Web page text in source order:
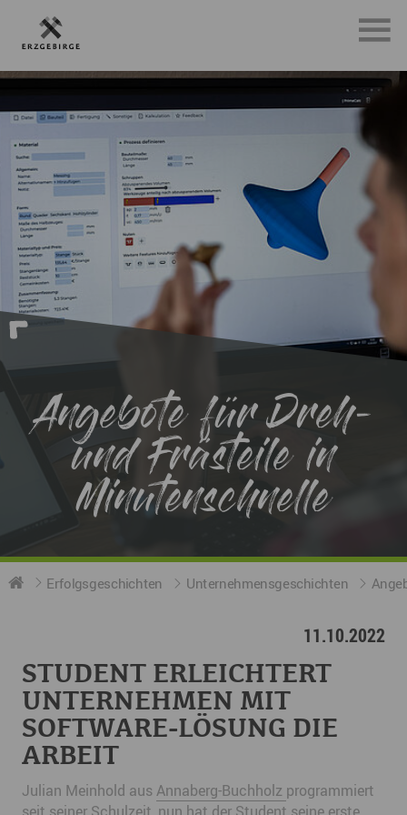
Angebote für Dreh-
und Frästeile in
Minutenschnelle
Erfolgsgeschichten Unternehmensgeschichten
11.10.2022
STUDENT ERLEICHTERT
UNTERNEHMEN MIT
SOFTWARE-LÖSUNG DIE
ARBEIT
Julian Meinhold ausAnnaberg-Buchholz programmiert